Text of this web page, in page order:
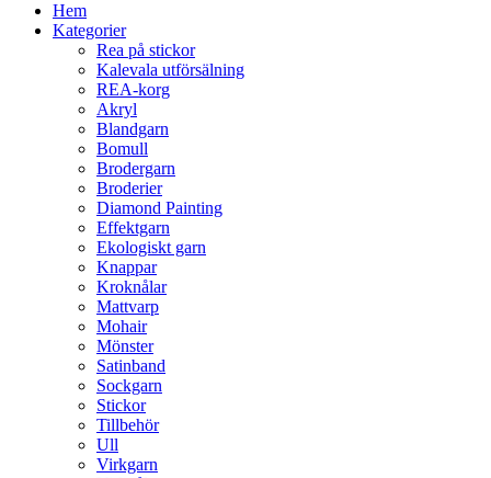
Hem
Kategorier
Rea på stickor
Kalevala utförsälning
REA-korg
Akryl
Blandgarn
Bomull
Brodergarn
Broderier
Diamond Painting
Effektgarn
Ekologiskt garn
Knappar
Kroknålar
Mattvarp
Mohair
Mönster
Satinband
Sockgarn
Stickor
Tillbehör
Ull
Virkgarn